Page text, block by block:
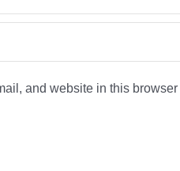
and website in this